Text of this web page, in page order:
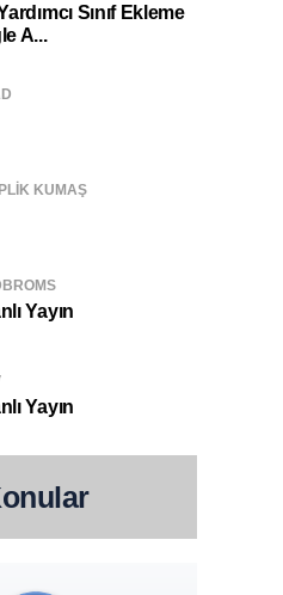
Sınıf Ekleme
A...
KUMAŞ
Yayın
Yayın